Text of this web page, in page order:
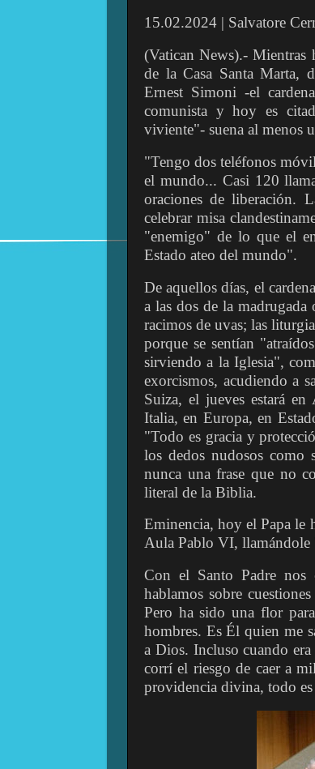
15.02.2024 | Salvatore
(Vatican News).- Mientras
de la Casa Santa Marta,
Ernest Simoni -el
comunista y hoy es
viviente"- suena al menos
"Tengo dos teléfonos
el mundo... Casi 120
oraciones de liberación.
celebrar misa
"enemigo" de lo que el
Estado ateo del mundo".
De aquellos días, el
a las dos de la
racimos de uvas; las
porque se sentían
sirviendo a la Iglesia",
exorcismos, acudiendo a
Suiza, el jueves estará
Italia, en Europa, en
"Todo es gracia y
los dedos nudosos como
nunca una frase que no
literal de la Biblia.
Eminencia, hoy el Papa le
Aula Pablo VI, llamándole
Con el Santo Padre nos
hablamos sobre
Pero ha sido una flor
hombres. Es Él quien me
a Dios. Incluso cuando
corrí el riesgo de caer a
providencia divina, todo